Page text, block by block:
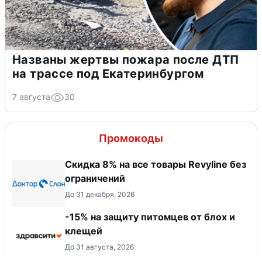
Названы жертвы пожара после ДТП
на трассе под Екатеринбургом
7 августа 30
Промокоды
​Скидка 8% на все товары Revyline без
ограничений
До 31 декабря, 2026
-15% на защиту питомцев от блох и
клещей
До 31 августа, 2026